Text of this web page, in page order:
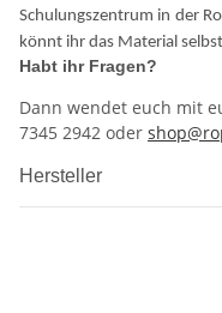
Schulungszentrum in der
könnt ihr das Material
Habt ihr Fragen?
Dann wendet euch mit
7345 2942 oder
Hersteller